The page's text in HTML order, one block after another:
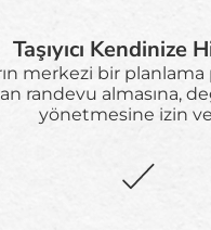
Taşıyıcı Kendinize
merkezi bir planlama
randevu almasına,
yönetmesine izin